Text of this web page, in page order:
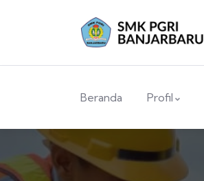
Beranda Profil